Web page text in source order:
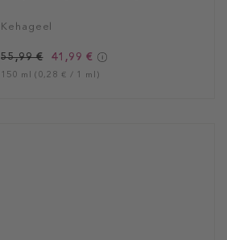
Kehageel
55,99 € 41,99 €
150 ml (0,28 € / 1 ml)